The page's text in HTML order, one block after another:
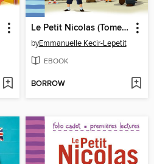
Le Petit Nicolas (Tome 30)--Les petits rebelles
byEmmanuelle Kecir-Lepetit
EBOOK
BORROW